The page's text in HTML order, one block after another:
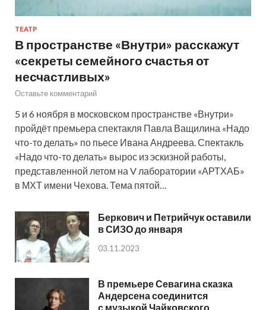
ТЕАТР
В пространстве «Внутри» расскажут
«секреты семейного счастья от
несчастливых»
Оставьте комментарий
5 и 6 ноября в московском пространстве «Внутри»
пройдёт премьера спектакля Павла Ващилина «Надо
что-то делать» по пьесе Ивана Андреева. Спектакль
«Надо что-то делать» вырос из эскизной работы,
представленной летом на V лаборатории «АРТХАБ»
в МХТ имени Чехова. Тема пятой…
Беркович и Петрийчук оставили
в СИЗО до января
03.11.2023
В премьере Севагина сказка
Андерсена соединится
с музыкой Чайковского